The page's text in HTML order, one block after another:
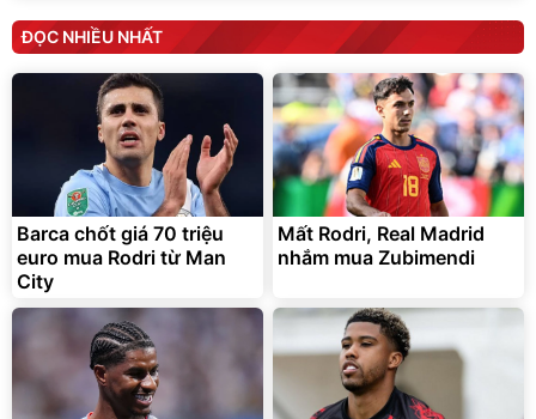
ĐỌC NHIỀU NHẤT
Barca chốt giá 70 triệu
euro mua Rodri từ Man
City
Mất Rodri, Real Madrid
nhắm mua Zubimendi